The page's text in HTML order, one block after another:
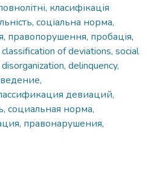
класифікація
соціальна норма,
правопорушення, пробація,
of deviations, social
delinquency,
девиаций,
социальная норма,
правонарушения,